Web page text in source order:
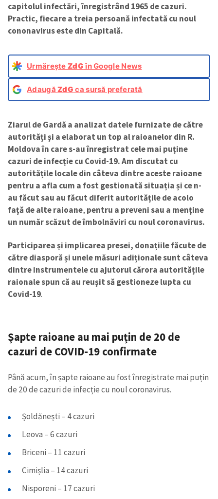
capitolul infectări, înregistrând 1965 de cazuri.
Practic, fiecare a treia persoană infectată cu noul
cononavirus este din Capitală.
Urmărește ZdGîn Google News
AdaugăZdG ca sursă preferată
Ziarul de Gardă a analizat datele furnizate de către
autorități și a elaborat un top al raioanelor din R.
Moldova în care s-au înregistrat cele mai puține
cazuri de infecție cu Covid-19. Am discutat cu
autoritățile locale din câteva dintre aceste raioane
pentru a afla cum a fost gestionată situația și ce n-
au făcut sau au făcut diferit autoritățile de acolo
față de alte raioane, pentru a preveni sau a menține
un număr scăzut de îmbolnăviri cu noul coronavirus.
Participarea și implicarea presei, donațiile făcute de
către diasporă și unele măsuri adiționale sunt câteva
dintre instrumentele cu ajutorul cărora autoritățile
raionale spun că au reușit să gestioneze lupta cu
Covid-19.
Șapte raioane au mai puțin de 20 de
cazuri de COVID-19 confirmate
Până acum, în șapte raioane au fost înregistrate mai puțin
de 20 de cazuri de infecție cu noul coronavirus.
Șoldănești – 4 cazuri
Leova – 6 cazuri
Briceni – 11 cazuri
Cimișlia – 14 cazuri
Nisporeni – 17 cazuri